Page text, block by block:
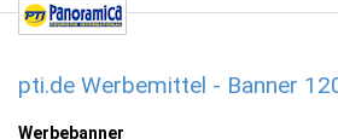
pti.de Werbemittel - Banner
Werbebanner